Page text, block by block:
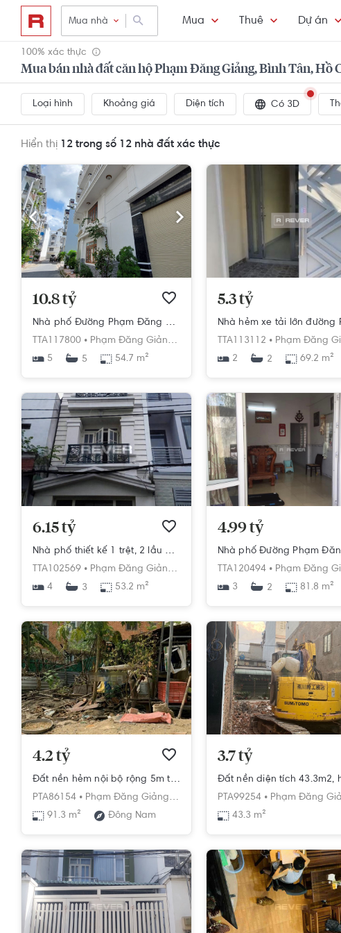
Mua nhà Mua Thuê Dự án
100% xác thực
Mua bán nhà đất căn hộ Phạm Đăng Giảng, Bình Tân, Hồ
Loại hình Khoảng giá Diện tích Có 3D
Hiển thị 12 trong số 12 nhà đất xác thực
10.8 tỷ
Nhà phố Đường Phạm Đăng Giảng 5 tầng diện tích 54.7m² hướng đông bắc pháp lý sổ hồng
TTA117800 • Phạm Đăng Giảng, Bình Hưng Hòa, Bình Tân, Hồ Chí
5
5 54.7 m²
5.3 tỷ
TTA113112 • Phạm Đăng
2
2 69.2 m²
6.15 tỷ
Nhà phố thiết kế 1 trệt, 2 lầu cửa hướng Đông Nam đón gió mát.
TTA102569 • Phạm Đăng Giảng, Bình Hưng Hòa, Bình Tân, Hồ Chí
4
3 53.2 m²
4.99 tỷ
TTA120494 • Phạm Đăng
3
2 81.8 m²
4.2 tỷ
Đất nền hẻm nội bộ rộng 5m thông thoáng, diện tích 3.8m x 13m.
PTA86154 • Phạm Đăng Giảng, Bình Hưng Hòa, Bình Tân, Hồ Chí Minh
91.3 m²
Đông Nam
3.7 tỷ
PTA99254 • Phạm Đăng
43.3 m²